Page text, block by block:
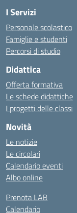
I Servizi
Personale scolastico
Famiglie e studenti
Percorsi di studio
Didattica
Offerta formativa
Le schede didattiche
I progetti delle classi
Novità
Le notizie
Le circolari
Calendario eventi
Albo online
Prenota LAB
Calendario